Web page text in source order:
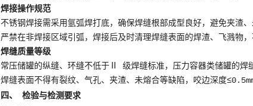
焊接操作规范
不锈钢焊接需采用氩弧焊打底，确保焊缝根部成型良好，避免夹渣
严禁在非焊接区域引弧，焊接后及时清理焊缝表面的焊渣、飞溅物
焊缝质量等级
常压储罐的纵缝、环缝不低于Ⅱ 级焊缝标准，压力容器类储罐的焊
焊缝表面不得有裂纹、气孔、夹渣、未熔合等缺陷，咬边深度
四、 检验与检测要求